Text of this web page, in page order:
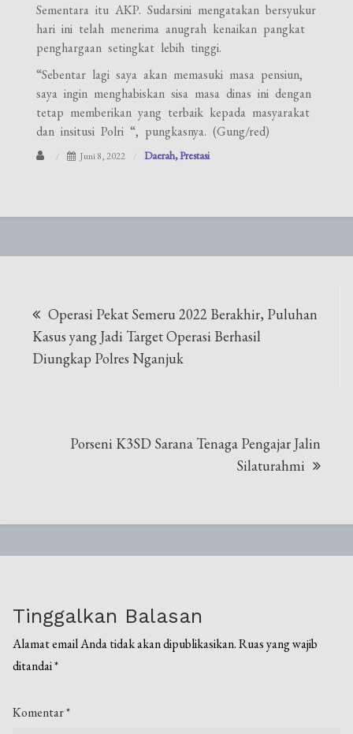
Sementara itu AKP. Sudarsini mengatakan bersyukur
hari ini telah menerima anugrah kenaikan pangkat
penghargaan setingkat lebih tinggi.
“Sebentar lagi saya akan memasuki masa pensiun,
saya ingin menghabiskan sisa masa dinas ini dengan
tetap memberikan yang terbaik kepada masyarakat
dan insitusi Polri “, pungkasnya. (Gung/red)
Juni 8, 2022 Daerah Prestasi
pos
Operasi Pekat Semeru 2022 Berakhir, Puluhan
Kasus yang Jadi Target Operasi Berhasil
Diungkap Polres Nganjuk
Porseni K3SD Sarana Tenaga Pengajar Jalin
Silaturahmi
Tinggalkan Balasan
Alamat email Anda tidak akan dipublikasikan. Ruas yang wajib
ditandai*
Komentar*